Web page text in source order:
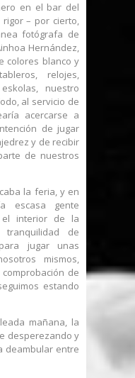
en el bar del
– por cierto,
fotógrafa de
Hernández,
colores blanco y
relojes,
nuestro
al servicio de
acercarse a
de jugar
y de recibir
de nuestros
la feria, y en
escasa gente
interior de la
tranquilidad de
jugar unas
mismos,
de
estando
mañana, la
desperezando y
deambular entre